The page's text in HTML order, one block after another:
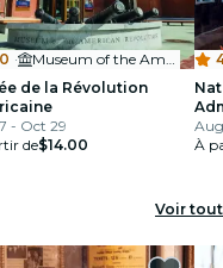
·
Museum of the American Revolution
de la Révolution
- Oct 29
de$14.00
À
Voir tout